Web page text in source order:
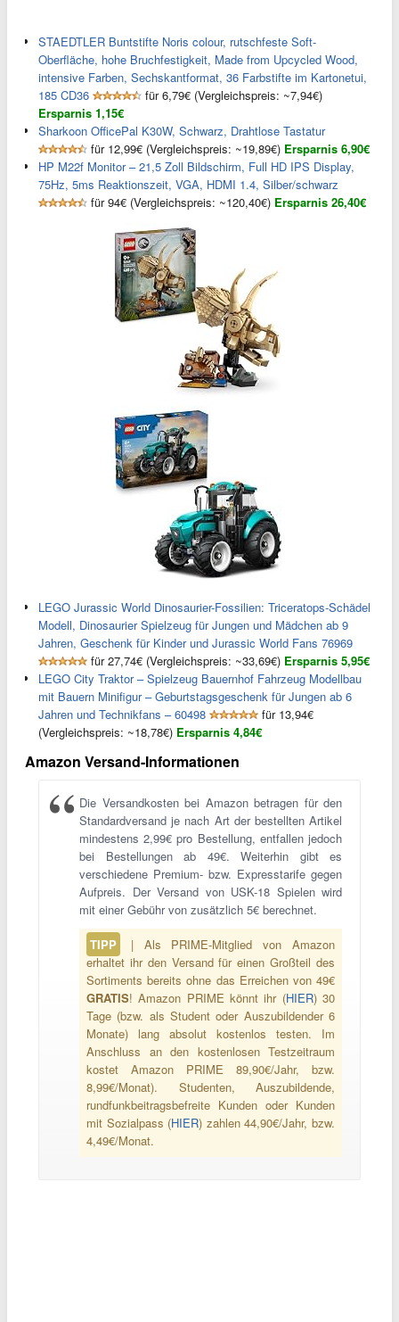
STAEDTLER Buntstifte Noris colour, rutschfeste Soft-
Oberfläche, hohe Bruchfestigkeit, Made from Upcycled Wood,
intensive Farben, Sechskantformat, 36 Farbstifte im Kartonetui,
185 CD36
für 6,79€ (Vergleichspreis: ~7,94€)
Ersparnis 1,15€
Sharkoon OfficePal K30W, Schwarz, Drahtlose Tastatur
für 12,99€ (Vergleichspreis: ~19,89€) Ersparnis 6,90€
HP M22f Monitor – 21,5 Zoll Bildschirm, Full HD IPS Display,
75Hz, 5ms Reaktionszeit, VGA, HDMI 1.4, Silber/schwarz
für 94€ (Vergleichspreis: ~120,40€) Ersparnis 26,40€
LEGO Jurassic World Dinosaurier-Fossilien: Triceratops-Schädel
Modell, Dinosaurier Spielzeug für Jungen und Mädchen ab 9
Jahren, Geschenk für Kinder und Jurassic World Fans 76969
für 27,74€ (Vergleichspreis: ~33,69€) Ersparnis 5,95€
LEGO City Traktor – Spielzeug Bauernhof Fahrzeug Modellbau
mit Bauern Minifigur – Geburtstagsgeschenk für Jungen ab 6
Jahren und Technikfans – 60498
für 13,94€
(Vergleichspreis: ~18,78€) Ersparnis 4,84€
Amazon Versand-Informationen
Die Versandkosten bei Amazon betragen für den
Standardversand je nach Art der bestellten Artikel
mindestens 2,99€ pro Bestellung, entfallen jedoch
bei Bestellungen ab 49€. Weiterhin gibt es
verschiedene Premium- bzw. Expresstarife gegen
Aufpreis. Der Versand von USK-18 Spielen wird
mit einer Gebühr von zusätzlich 5€ berechnet.
TIPP
| Als PRIME-Mitglied von Amazon
erhaltet ihr den Versand für einen Großteil des
Sortiments bereits ohne das Erreichen von 49€
GRATIS! Amazon PRIME könnt ihr (HIER) 30
Tage (bzw. als Student oder Auszubildender 6
Monate) lang absolut kostenlos testen. Im
Anschluss an den kostenlosen Testzeitraum
kostet Amazon PRIME 89,90€/Jahr, bzw.
8,99€/Monat). Studenten, Auszubildende,
rundfunkbeitragsbefreite Kunden oder Kunden
mit Sozialpass (HIER) zahlen 44,90€/Jahr, bzw.
4,49€/Monat.